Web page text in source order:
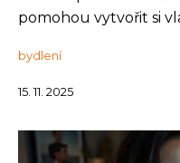
pomohou vytvořit si
bydlení
15. 11. 2025